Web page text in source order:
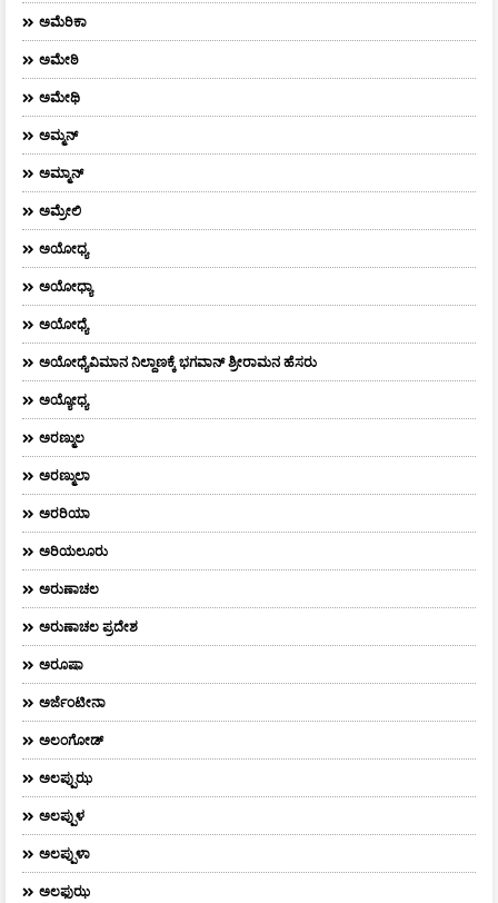
ಅಮೆರಿಕಾ
ಅಮೇಠಿ
ಅಮೇಥಿ
ಅಮ್ಮನ್‌
ಅಮ್ಮಾನ್
ಅಮ್ರೇಲಿ
ಅಯೋಧ್ಯ
ಅಯೋಧ್ಯಾ
ಅಯೋಧ್ಯೆ
ಅಯೋಧ್ಯೆವಿಮಾನ ನಿಲ್ದಾಣಕ್ಕೆ ಭಗವಾನ್ ಶ್ರೀರಾಮನ ಹೆಸರು
ಅಯ್ಯೋಧ್ಯ
ಅರಣ್ಮುಲ
ಅರಣ್ಮುಲಾ
ಅರರಿಯಾ
ಅರಿಯಲೂರು
ಅರುಣಾಚಲ
ಅರುಣಾಚಲ ಪ್ರದೇಶ
ಅರೂಷಾ
ಅರ್ಜೆಂಟೀನಾ
ಅಲಂಗೋಡ್
ಅಲಪ್ಪುಝ
ಅಲಪ್ಪುಳ
ಅಲಪ್ಪುಳಾ
ಅಲಫುಝ